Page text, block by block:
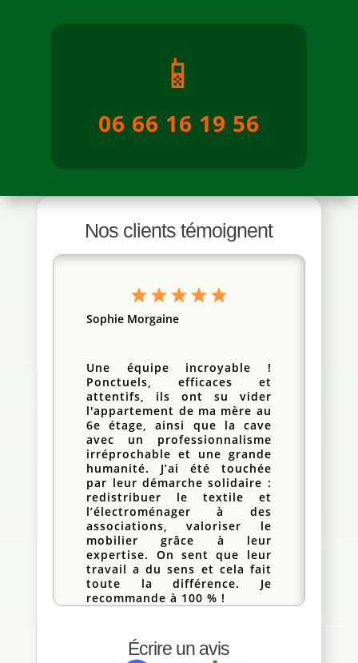
📱
06 66 16 19 56
Nos clients témoignent
Sophie Morgaine
Une équipe incroyable !
Ponctuels, efficaces et
attentifs, ils ont su vider
l'appartement de ma mère au
6e étage, ainsi que la cave
avec un professionnalisme
irréprochable et une grande
humanité. J’ai été touchée
par leur démarche solidaire :
redistribuer le textile et
l’électroménager à des
associations, valoriser le
mobilier grâce à leur
expertise. On sent que leur
travail a du sens et cela fait
toute la différence. Je
recommande à 100 % !
Écrire un avis